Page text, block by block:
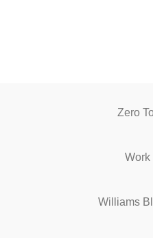
Zero
Work
Williams